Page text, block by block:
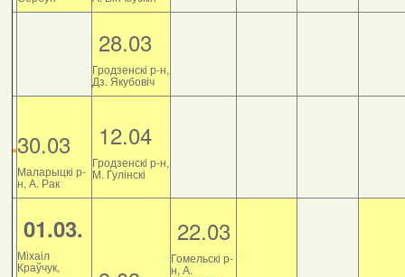
28.03
Гродзенскі р-н,
Дз. Якубовіч
30.03
Маларыцкі р-
н, А. Рак
12.04
Гродзенскі р-н,
М. Гулінскі
01.03.
Міхаіл
Краўчук,
22.03
Гомельскі р-
н, А.